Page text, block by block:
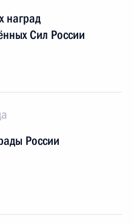
наград
Сил России
России